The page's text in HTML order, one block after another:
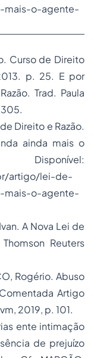
mais-o-agente-
Curso de Direito
p. 25. E por
Trad. Paula
305.
Direito e Razão.
ainda mais o
artigo/lei-de-
mais-o-agente-
A Nova Lei de
Reuters
Rogério. Abuso
Artigo
2019, p. 101.
ente intimação
de prejuízo